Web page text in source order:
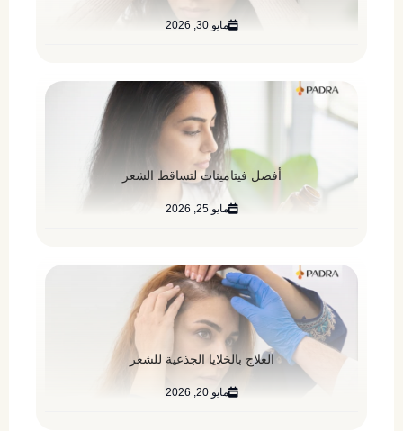
مايو 30, 2026
أفضل فيتامينات لتساقط الشعر
مايو 25, 2026
العلاج بالخلايا الجذعية للشعر
مايو 20, 2026